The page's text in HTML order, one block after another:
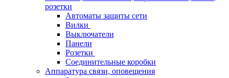
розетки
Автоматы защиты сети
Вилки
Выключатели
Панели
Розетки
Соединительные коробки
Аппаратура связи, оповещения